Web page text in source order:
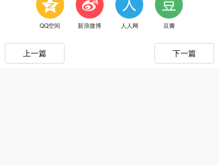
QQ空间 新浪微博 人人网 豆瓣
上一篇 下一篇